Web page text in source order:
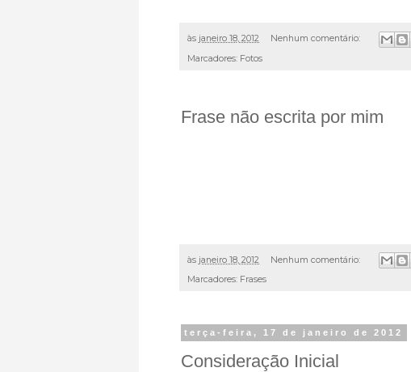
às janeiro 18, 2012
Nenhum comentário:
Marcadores: Fotos
Frase não escrita por mim
às janeiro 18, 2012
Nenhum comentário:
Marcadores: Frases
terça-feira, 17 de janeiro de 2012
Consideração Inicial